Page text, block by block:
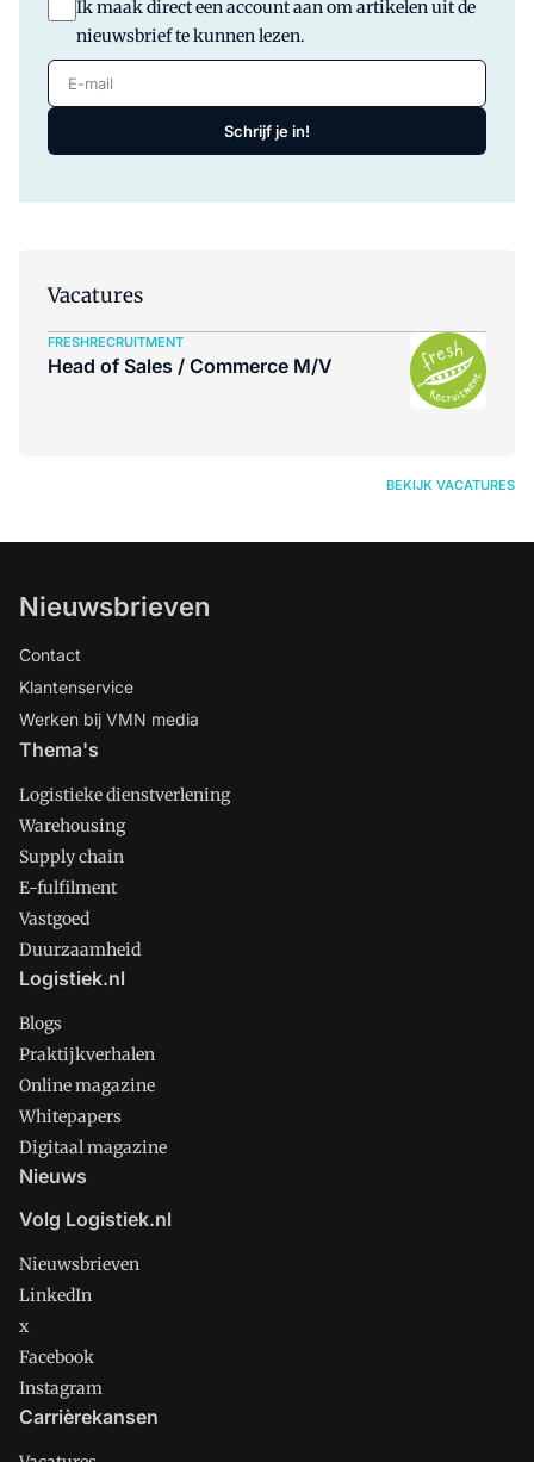
Ik maak direct een account aan om artikelen uit de
nieuwsbrief te kunnen lezen.
E-mail
Schrijf je in!
Vacatures
FRESHRECRUITMENT
Head of Sales / Commerce M/V
BEKIJK VACATURES
Nieuwsbrieven
Contact
Klantenservice
Werken bij VMN media
Thema's
Logistieke dienstverlening
Warehousing
Supply chain
E-fulfilment
Vastgoed
Duurzaamheid
Logistiek.nl
Blogs
Praktijkverhalen
Online magazine
Whitepapers
Digitaal magazine
Nieuws
Volg Logistiek.nl
Nieuwsbrieven
LinkedIn
x
Facebook
Instagram
Carrièrekansen